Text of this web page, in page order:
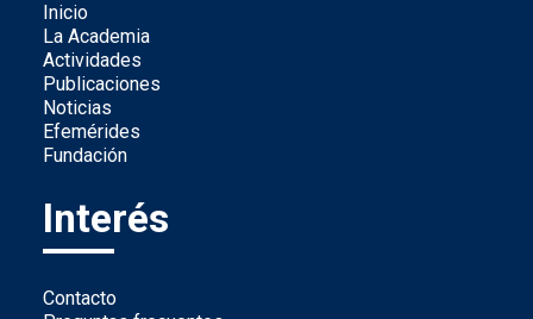
Inicio
La Academia
Actividades
Publicaciones
Noticias
Efemérides
Fundación
Interés
Contacto